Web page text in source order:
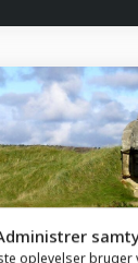
oplevelser bruger